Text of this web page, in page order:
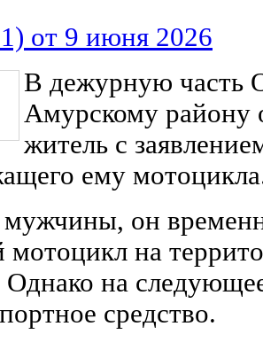
от 9 июня 2026
В дежурную
Амурскому району
житель с
ему
он
на
Однако на
средство.